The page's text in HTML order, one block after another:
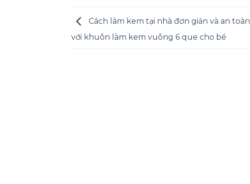
Cách làm kem tại nhà đơn giản và an toàn
với khuôn làm kem vuông 6 que cho bé